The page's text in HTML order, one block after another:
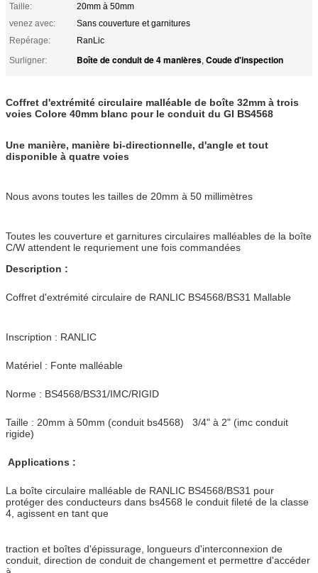
Taille:
20mm à 50mm
venez avec:
Sans couverture et garnitures
Repérage:
RanLic
Surligner:
Boîte de conduit de 4 manières, Coude d'inspection
Coffret d'extrémité circulaire malléable de boîte 32mm à trois
voies Colore 40mm blanc pour le conduit du GI BS4568
Une manière, manière bi-directionnelle, d'angle et tout
disponible à quatre voies
Nous avons toutes les tailles de 20mm à 50 millimètres
Toutes les couverture et garnitures circulaires malléables de la boîte
C/W attendent le requriement une fois commandées
Description :
Coffret d'extrémité circulaire de RANLIC BS4568/BS31 Mallable
Inscription : RANLIC
Matériel : Fonte malléable
Norme : BS4568/BS31/IMC/RIGID
Taille : 20mm à 50mm (conduit bs4568) 3/4" à 2" (imc conduit
rigide)
Applications :
La boîte circulaire malléable de RANLIC BS4568/BS31 pour
protéger des conducteurs dans bs4568 le conduit fileté de la classe
4, agissent en tant que
traction et boîtes d'épissurage, longueurs d'interconnexion de
conduit, direction de conduit de changement et permettre d'accéder